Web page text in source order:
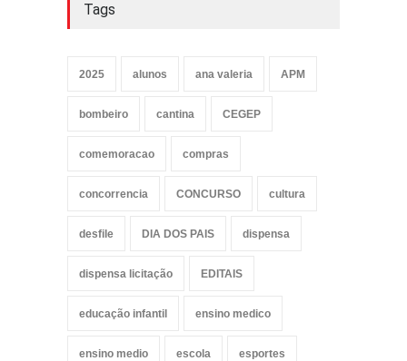
Tags
2025 alunos ana valeria APM
bombeiro cantina CEGEP
comemoracao compras
concorrencia CONCURSO cultura
desfile DIA DOS PAIS dispensa
dispensa licitação EDITAIS
educação infantil ensino medico
ensino medio escola esportes